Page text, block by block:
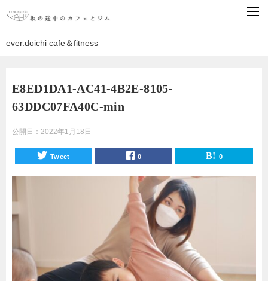
ever.doichi cafe＆fitness
E8ED1DA1-AC41-4B2E-8105-
63DDC07FA40C-min
公開日： 2022年1月18日
Tweet 0 0